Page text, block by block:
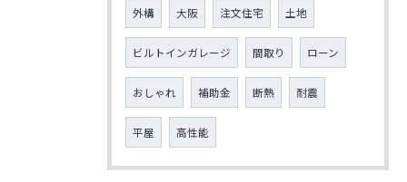
外構 大阪 注文住宅 土地
ビルトインガレージ 間取り ローン
おしゃれ 補助金 断熱 耐震
平屋 高性能